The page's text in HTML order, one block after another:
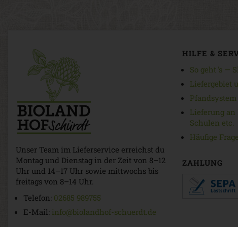
Unser Team im Lieferservice erreichst du
Montag und Dienstag in der Zeit von 8–12
Uhr und 14–17 Uhr sowie mittwochs bis
freitags von 8–14 Uhr.
Telefon: 02685 989755
E-Mail: info@biolandhof-schuerdt.de
HILFE &
So geht 's —
Liefergebiet
Lieferung an
Schulen etc.
Häufige
ZAHLUNG